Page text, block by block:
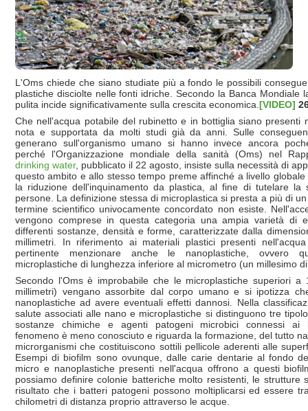
L'Oms chiede che siano studiate più a fondo le possibili
plastiche disciolte nelle fonti idriche. Secondo la Banca Mondiale
pulita incide significativamente sulla crescita economica.[VIDEO]
Che nell'acqua potabile del rubinetto e in bottiglia siano presenti
nota e supportata da molti studi già da anni. Sulle
generano sull'organismo umano si hanno invece ancora
perché l'Organizzazione mondiale della sanità (Oms) nel
drinking water, pubblicato il 22 agosto, insiste sulla necessità di
questo ambito e allo stesso tempo preme affinché a livello
la riduzione dell'inquinamento da plastica, al fine di tutelare la
persone. La definizione stessa di microplastica si presta a più di
termine scientifico univocamente concordato non esiste.
vengono comprese in questa categoria una ampia varietà di
differenti sostanze, densità e forme, caratterizzate dalla
millimetri. In riferimento ai materiali plastici presenti
pertinente menzionare anche le nanoplastiche, ovvero
microplastiche di lunghezza inferiore al micrometro (un millesimo
Secondo l'Oms è improbabile che le microplastiche superiori a
millimetri) vengano assorbite dal corpo umano e si ipotizza
nanoplastiche ad avere eventuali effetti dannosi. Nella
salute associati alle nano e microplastiche si distinguono tre
sostanze chimiche e agenti patogeni microbici connessi ai
fenomeno è meno conosciuto e riguarda la formazione, del tutto
microrganismi che costituiscono sottili pellicole aderenti alle
Esempi di biofilm sono ovunque, dalle carie dentarie al fondo
micro e nanoplastiche presenti nell'acqua offrono a questi
possiamo definire colonie batteriche molto resistenti, le strutture
risultato che i batteri patogeni possono moltiplicarsi ed essere
chilometri di distanza proprio attraverso le acque.